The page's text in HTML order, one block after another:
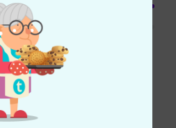
plugin that I have